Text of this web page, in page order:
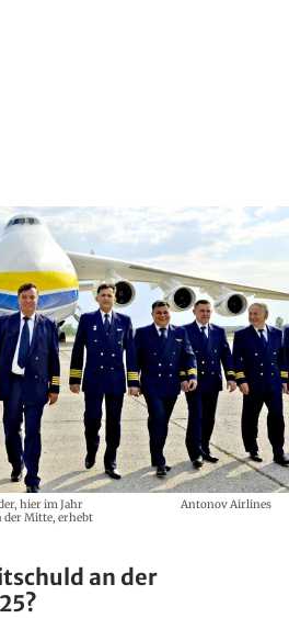
hier im Jahr
der Mitte, erhebt
Antonov Airlines
an der